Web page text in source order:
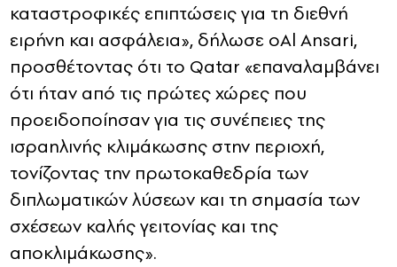
καταστροφικές επιπτώσεις για τη διεθνή
ειρήνη και ασφάλεια», δήλωσε οAl Ansari,
προσθέτοντας ότι το Qatar «επαναλαμβάνει
ότι ήταν από τις πρώτες χώρες που
προειδοποίησαν για τις συνέπειες της
ισραηλινής κλιμάκωσης στην περιοχή,
τονίζοντας την πρωτοκαθεδρία των
διπλωματικών λύσεων και τη σημασία των
σχέσεων καλής γειτονίας και της
αποκλιμάκωσης».